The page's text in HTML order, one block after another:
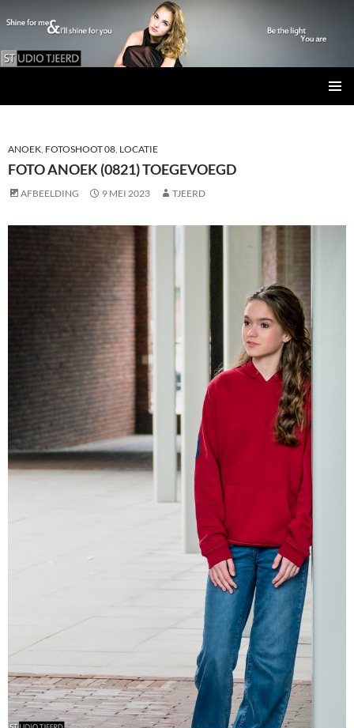
INHOUD
ANOEK, FOTOSHOOT 08, LOCATIE
FOTO ANOEK (0821) TOEGEVOEGD
AFBEELDING 9 MEI 2023 TJEERD